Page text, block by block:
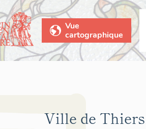
Vue
cartographique
Ville de